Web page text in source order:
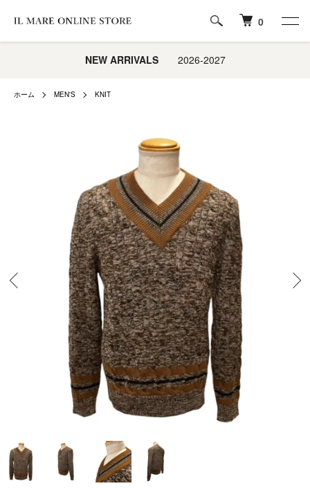
0
NEW ARRIVALS2026-2027
ホーム MEN'S KNIT